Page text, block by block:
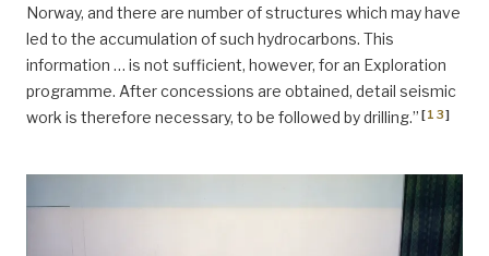
Norway, and there are number of structures which may have
led to the accumulation of such hydrocarbons. This
information … is not sufficient, however, for an Exploration
programme. After concessions are obtained, detail seismic
work is therefore necessary, to be followed by drilling.” [13]